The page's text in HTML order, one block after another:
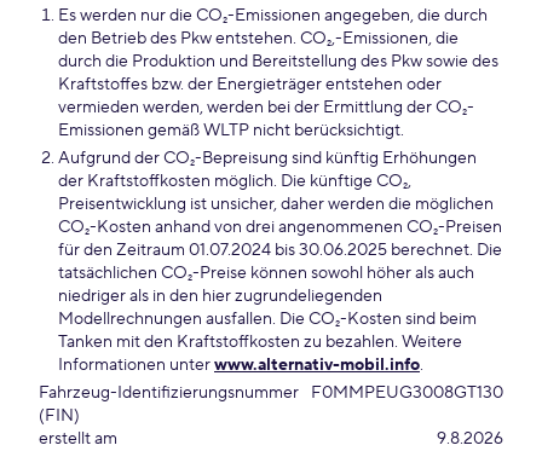
Es werden nur die CO₂-Emissionen angegeben, die durch
den Betrieb des Pkw entstehen. CO₂,-Emissionen, die
durch die Produktion und Bereitstellung des Pkw sowie des
Kraftstoffes bzw. der Energieträger entstehen oder
vermieden werden, werden bei der Ermittlung der CO₂-
Emissionen gemäß WLTP nicht berücksichtigt.
Aufgrund der CO₂-Bepreisung sind künftig Erhöhungen
der Kraftstoffkosten möglich. Die künftige CO₂,
Preisentwicklung ist unsicher, daher werden die möglichen
CO₂-Kosten anhand von drei angenommenen CO₂-Preisen
für den Zeitraum 01.07.2024 bis 30.06.2025 berechnet. Die
tatsächlichen CO₂-Preise können sowohl höher als auch
niedriger als in den hier zugrundeliegenden
Modellrechnungen ausfallen. Die CO₂-Kosten sind beim
Tanken mit den Kraftstoffkosten zu bezahlen. Weitere
Informationen unterwww.alternativ-mobil.info.
Fahrzeug-Identifizierungsnummer
(FIN)
F0MMPEUG3008GT130
erstellt am 9.8.2026